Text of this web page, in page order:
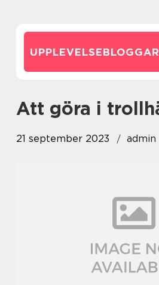
att göra i
21 september 2023 admin